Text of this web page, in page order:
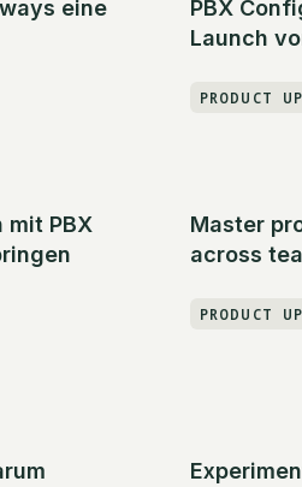
eine
PBX
Launch
PRODUCT
mit PBX
Master
across
PRODUCT